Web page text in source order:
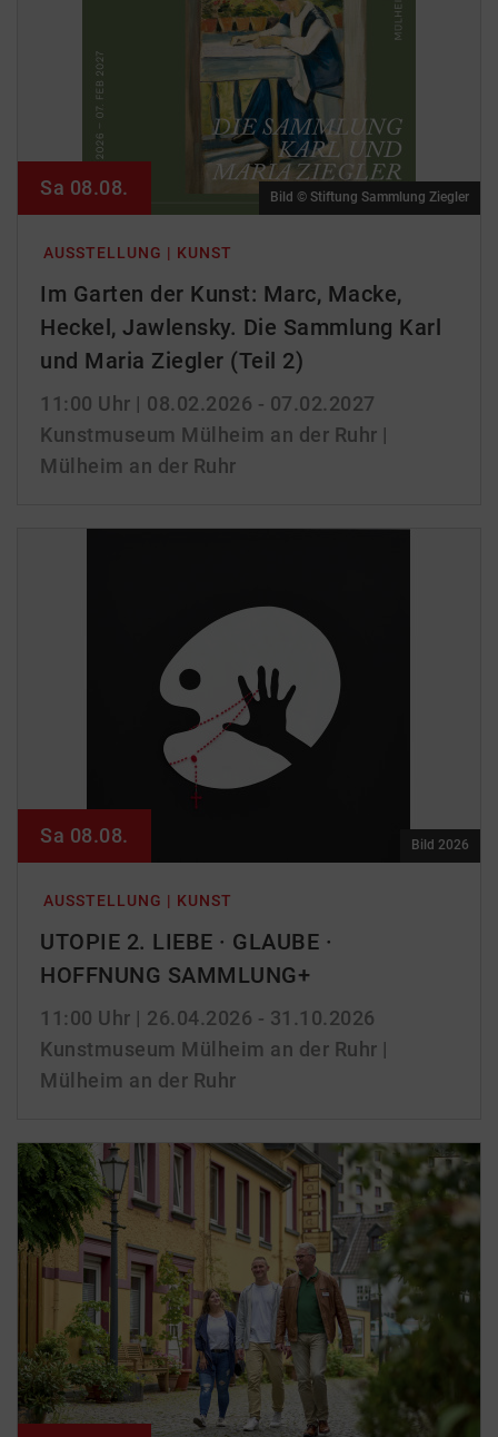
AUSSTELLUNG | KUNST
Im Garten der Kunst: Marc, Macke,
Heckel, Jawlensky. Die Sammlung Karl
und Maria Ziegler (Teil 2)
11:00 Uhr | 08.02.2026 - 07.02.2027
Kunstmuseum Mülheim an der Ruhr |
Mülheim an der Ruhr
Sa 08.08. Bild © Stiftung Sammlung Ziegler
AUSSTELLUNG | KUNST
UTOPIE 2. LIEBE · GLAUBE ·
HOFFNUNG SAMMLUNG+
11:00 Uhr | 26.04.2026 - 31.10.2026
Kunstmuseum Mülheim an der Ruhr |
Mülheim an der Ruhr
Sa 08.08. Bild 2026